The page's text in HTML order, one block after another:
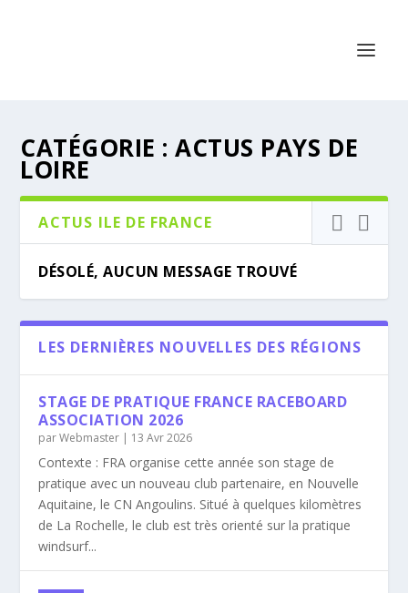
CATÉGORIE :ACTUS PAYS DE
LOIRE
ACTUS ILE DE FRANCE
DÉSOLÉ, AUCUN MESSAGE TROUVÉ
LES DERNIÈRES NOUVELLES DES RÉGIONS
STAGE DE PRATIQUE FRANCE RACEBOARD
ASSOCIATION 2026
parWebmaster | 13 Avr 2026
Contexte : FRA organise cette année son stage de
pratique avec un nouveau club partenaire, en Nouvelle
Aquitaine, le CN Angoulins. Situé à quelques kilomètres
de La Rochelle, le club est très orienté sur la pratique
windsurf...